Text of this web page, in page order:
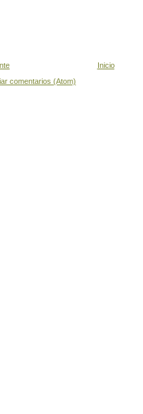
Inicio
comentarios (Atom)